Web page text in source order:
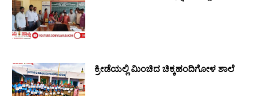
ಕ್ರೀಡೆಯಲ್ಲಿ ಮಿಂಚಿದ ಚಿಕ್ಕಹಂದಿಗೋಳ ಶಾಲೆ